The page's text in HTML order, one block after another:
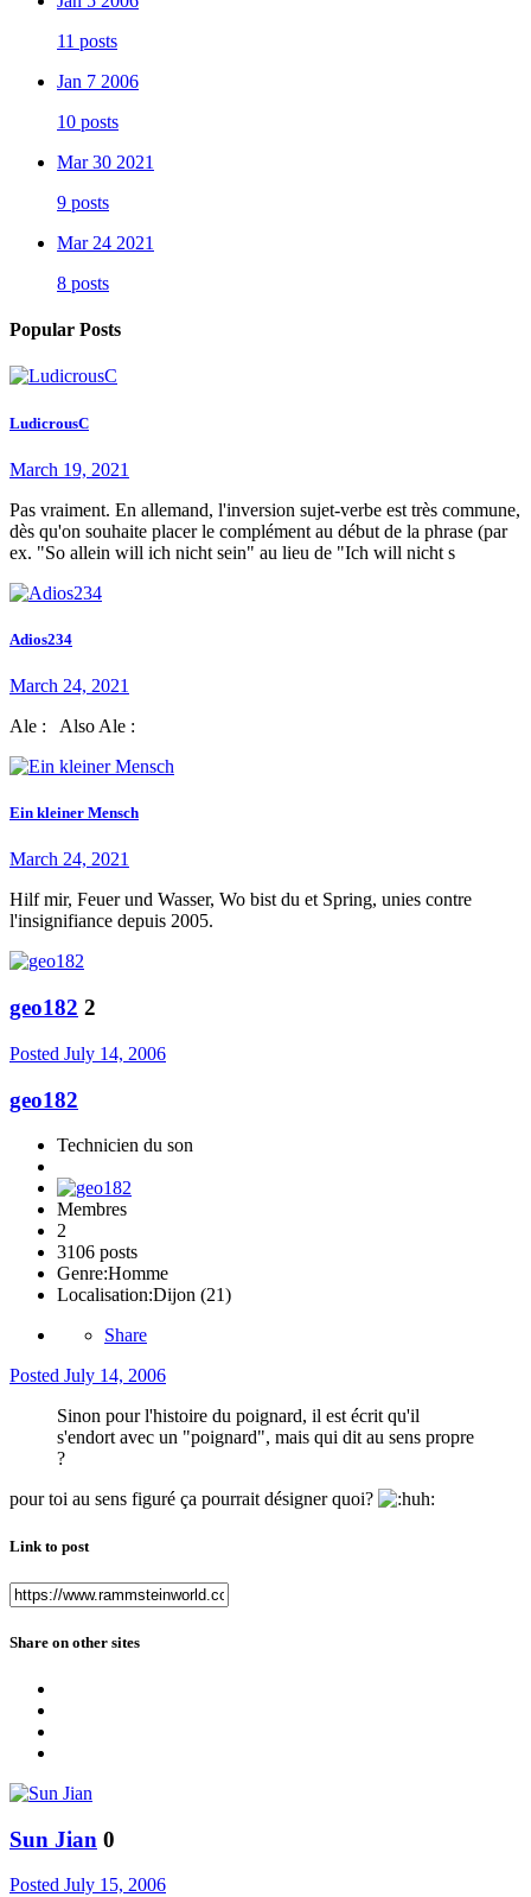
11 posts
Jan 7 2006
10 posts
Mar 30 2021
9 posts
Mar 24 2021
8 posts
Popular Posts
LudicrousC
March 19, 2021
Pas vraiment. En allemand, l'inversion sujet-verbe est très commune,
dès qu'on souhaite placer le complément au début de la phrase (par
ex. "So allein will ich nicht sein" au lieu de "Ich will nicht s
Adios234
March 24, 2021
Ale : Also Ale :
Ein kleiner Mensch
March 24, 2021
Hilf mir, Feuer und Wasser, Wo bist du et Spring, unies contre
l'insignifiance depuis 2005.
geo182 2
Posted July 14, 2006
geo182
Technicien du son
Membres
2
3106 posts
Genre:Homme
Localisation:Dijon (21)
Share
Posted July 14, 2006
Sinon pour l'histoire du poignard, il est écrit qu'il
s'endort avec un "poignard", mais qui dit au sens propre
?
pour toi au sens figuré ça pourrait désigner quoi?
Link to post
Share on other sites
Sun Jian 0
Posted July 15, 2006